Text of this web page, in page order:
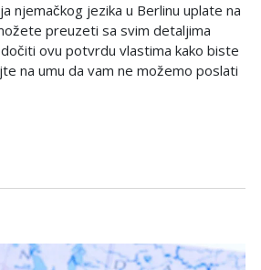
njemačkog jezika u Berlinu uplate na
preuzeti sa svim detaljima
ovu potvrdu vlastima kako biste
na umu da vam ne možemo poslati